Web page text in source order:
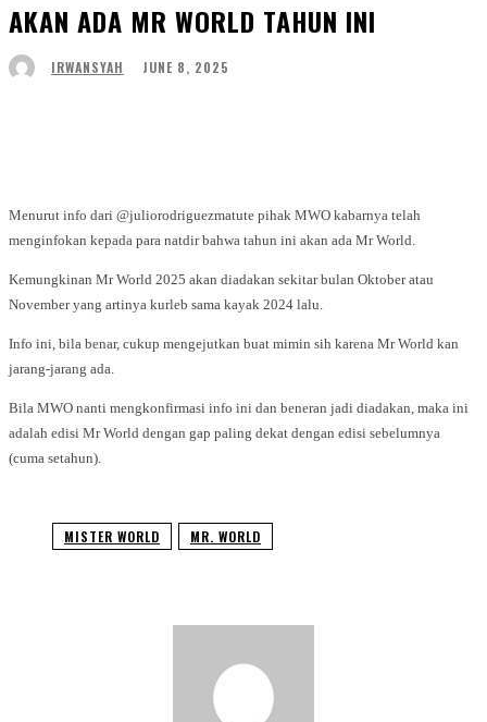
AKAN ADA MR WORLD TAHUN INI
IRWANSYAH JUNE 8, 2025
Menurut info dari @juliorodriguezmatute pihak MWO kabarnya telah
menginfokan kepada para natdir bahwa tahun ini akan ada Mr World.
Kemungkinan Mr World 2025 akan diadakan sekitar bulan Oktober atau
November yang artinya kurleb sama kayak 2024 lalu.
Info ini, bila benar, cukup mengejutkan buat mimin sih karena Mr World kan
jarang-jarang ada.
Bila MWO nanti mengkonfirmasi info ini dan beneran jadi diadakan, maka ini
adalah edisi Mr World dengan gap paling dekat dengan edisi sebelumnya
(cuma setahun).
MISTER WORLD MR. WORLD